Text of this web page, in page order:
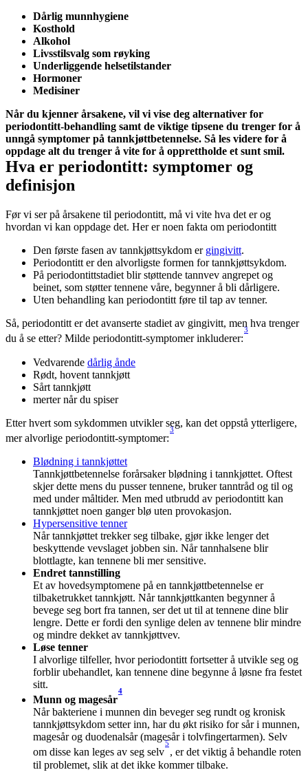
Dårlig munnhygiene
Kosthold
Alkohol
Livsstilsvalg som røyking
Underliggende helsetilstander
Hormoner
Medisiner
Når du kjenner årsakene, vil vi vise deg alternativer for
periodontitt-behandling samt de viktige tipsene du trenger for å
unngå symptomer på tannkjøttbetennelse. Så les videre for å
oppdage alt du trenger å vite for å opprettholde et sunt smil.
Hva er periodontitt: symptomer og
definisjon
Før vi ser på årsakene til periodontitt, må vi vite hva det er og
hvordan vi kan oppdage det. Her er noen fakta om periodontitt
Den første fasen av tannkjøttsykdom er gingivitt.
Periodontitt er den alvorligste formen for tannkjøttsykdom.
På periodontittstadiet blir støttende tannvev angrepet og
beinet, som støtter tennene våre, begynner å bli dårligere.
Uten behandling kan periodontitt føre til tap av tenner.
Så, periodontitt er det avanserte stadiet av gingivitt, men hva trenger
du å se etter? Milde periodontitt-symptomer inkluderer:
3
Vedvarende dårlig ånde
Rødt, hovent tannkjøtt
Sårt tannkjøtt
merter når du spiser
Etter hvert som sykdommen utvikler seg, kan det oppstå ytterligere,
mer alvorlige periodontitt-symptomer:
3
Blødning i tannkjøttet
Tannkjøttbetennelse forårsaker blødning i tannkjøttet. Oftest
skjer dette mens du pusser tennene, bruker tanntråd og til og
med under måltider. Men med utbrudd av periodontitt kan
tannkjøttet noen ganger blø uten provokasjon.
Hypersensitive tenner
Når tannkjøttet trekker seg tilbake, gjør ikke lenger det
beskyttende vevslaget jobben sin. Når tannhalsene blir
blottlagte, kan tennene bli mer sensitive.
Endret tannstilling
Et av hovedsymptomene på en tannkjøttbetennelse er
tilbaketrukket tannkjøtt. Når tannkjøttkanten begynner å
bevege seg bort fra tannen, ser det ut til at tennene dine blir
lengre. Dette er fordi den synlige delen av tennene blir mindre
og mindre dekket av tannkjøttvev.
Løse tenner
I alvorlige tilfeller, hvor periodontitt fortsetter å utvikle seg og
forblir ubehandlet, kan tennene dine begynne å løsne fra festet
sitt.
Munn og magesår
4
Når bakteriene i munnen din beveger seg rundt og kronisk
tannkjøttsykdom setter inn, har du økt risiko for sår i munnen,
magesår og duodenalsår (magesår i tolvfingertarmen). Selv
om disse kan leges av seg selv
5
, er det viktig å behandle roten
til problemet, slik at det ikke kommer tilbake.